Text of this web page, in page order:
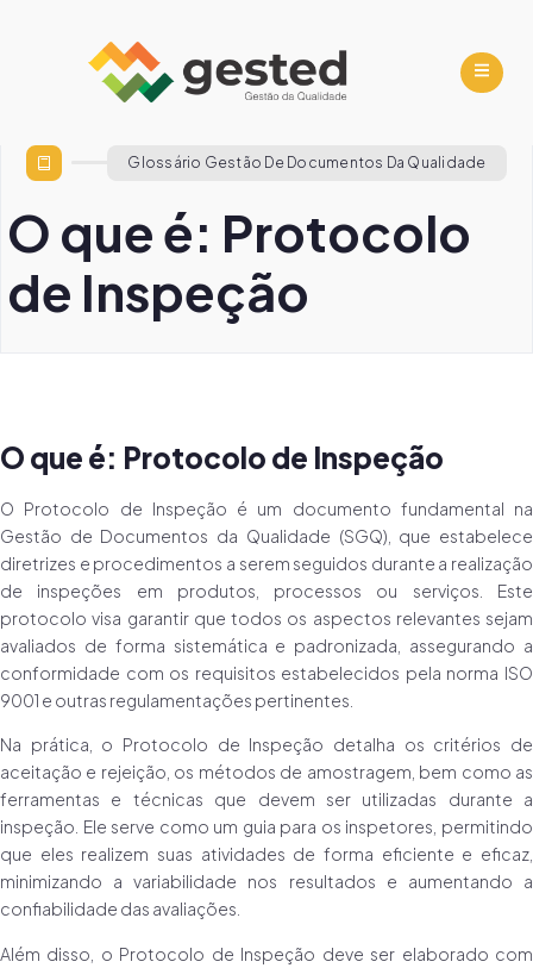
Glossário Gestão De Documentos Da Qualidade
O que é: Protocolo
de Inspeção
O que é: Protocolo de Inspeção
O Protocolo de Inspeção é um documento fundamental na
Gestão de Documentos da Qualidade (SGQ), que estabelece
diretrizes e procedimentos a serem seguidos durante a realização
de inspeções em produtos, processos ou serviços. Este
protocolo visa garantir que todos os aspectos relevantes sejam
avaliados de forma sistemática e padronizada, assegurando a
conformidade com os requisitos estabelecidos pela norma ISO
9001 e outras regulamentações pertinentes.
Na prática, o Protocolo de Inspeção detalha os critérios de
aceitação e rejeição, os métodos de amostragem, bem como as
ferramentas e técnicas que devem ser utilizadas durante a
inspeção. Ele serve como um guia para os inspetores, permitindo
que eles realizem suas atividades de forma eficiente e eficaz,
minimizando a variabilidade nos resultados e aumentando a
confiabilidade das avaliações.
Além disso, o Protocolo de Inspeção deve ser elaborado com